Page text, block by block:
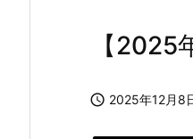
【
 2025年12月8